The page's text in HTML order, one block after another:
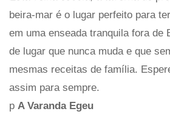
beira-mar é o lugar perfeito para
em uma enseada tranquila fora de
de lugar que nunca muda e que
mesmas receitas de família.
assim para sempre.
p A Varanda Egeu